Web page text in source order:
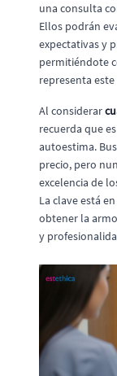
una consulta
Ellos podrán
expectativas y
permitiéndote
representa
Al considerar
recuerda que
autoestima.
precio, pero
excelencia de
La clave está
obtener la
y